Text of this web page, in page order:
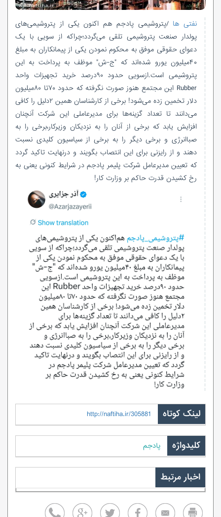
نفتی ها/پتروشیمی پادجم هم اکنون یکی از پتروشیمی‌های
پولدار صنعت پتروشیمی تلقی می‌گردد؛چراکه از سویی با یک
دعوای حقوقی موفق به محکوم نمودن یکی از پیمانکاران به مبلغ
۴۰میلیون یورو شده‌اند که "ج-ش" موظف به پرداخت به این
پتروشیمی است.ازسویی حدود ۹۰درصد خرید تجهیزات واحد
Rubber این مجتمع هنوز صورت نگرفته که حدود ۷۰تا ۸۰میلیون
دلار تخمین زده می‌شود! برخی از کارشناسان همین ۲دلیل را کافی
می‌دانند تا تعداد گزینه‌ها برای مدیرعاملی این شرکت آنچنان
افزایش یابد که برخی از آنان را به نزدیکان وزیرکار،برخی را به
صباانرژی و برخی دیگر را به برخی از سیاسیون کلیدی نسبت
دهند و از رایزنی برای این انتصاب بگویند و درنهایت تاکید گردد
که تعیین مدیرعامل شرکت پلیمر پادجم در شرایط کنونی یعنی به
رخ کشیدن قدرت حاکم بر وزارت کار!
لینک کوتاه http://naftiha.ir/305881
کلیدواژه پادجم
اخبار مرتبط